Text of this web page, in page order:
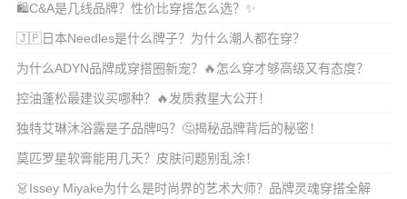
🛍️C&A是几线品牌？性价比穿搭怎么选？✨
🇯🇵日本Needles是什么牌子？为什么潮人都在穿？
为什么ADYN品牌成穿搭圈新宠？🔥怎么穿才够高级又有态度？
控油蓬松最建议买哪种？🔥发质救星大公开！
独特艾琳沐浴露是子品牌吗？🤔揭秘品牌背后的秘密！
莫匹罗星软膏能用几天？皮肤问题别乱涂！
👗Issey Miyake为什么是时尚界的艺术大师？品牌灵魂穿搭全解